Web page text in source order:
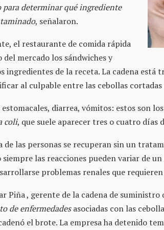
para determinar qué ingrediente
, señalaron.
el restaurante de comida rápida
mercado los sándwiches y
ingredientes de la receta. La cadena está
al culpable entre las cebollas cortadas
estomacales, diarrea, vómitos: estos son
coli, que suele aparecer tres o cuatro días
de las personas se recuperan sin un
las reacciones pueden variar de
problemas renales que
Piña , gerente de la cadena de suministro
de enfermedadesasociadas con las
el brote. La empresa ha detenido